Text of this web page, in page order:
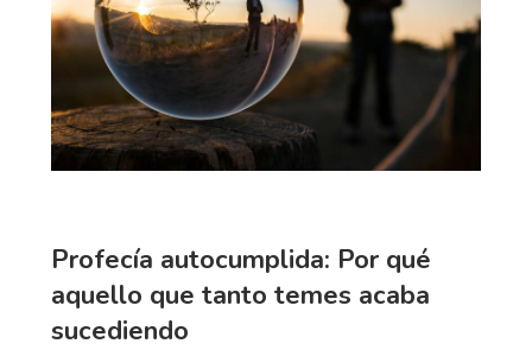
Profecía autocumplida: Por qué
aquello que tanto temes acaba
sucediendo